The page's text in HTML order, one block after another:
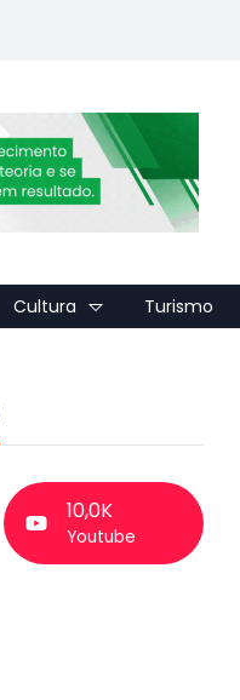
Cultura Turismo
10,0K
Youtube